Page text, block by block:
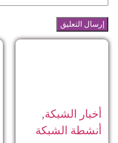
أخبار الشبكة,
أنشطة الشبكة